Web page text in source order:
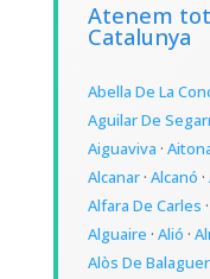
Atenem
Catalunya
Abella De La
Aguilar De
Aiguaviva ·
Alcanar· Alcanó ·
Alfara De Carles ·
Alguaire · Alió ·
Alòs De Balaguer